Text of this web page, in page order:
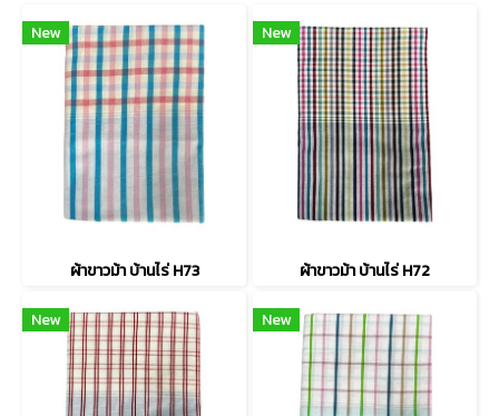
New
ผ้าขาวม้า บ้านไร่ H73
New
ผ้าขาวม้า บ้านไร่ H72
New New